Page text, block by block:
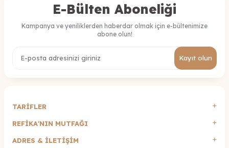
E-Bülten Aboneliği
Kampanya ve yeniliklerden haberdar olmak için e-bültenimize
abone olun!
Kayıt olun
TARİFLER
REFİKA'NIN MUTFAĞI
ADRES & İLETIŞIM